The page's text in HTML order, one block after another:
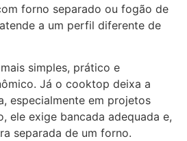
forno separado ou fogão de
a um perfil diferente de
simples, prático e
Já o cooktop deixa a
especialmente em projetos
ele exige bancada adequada e,
separada de um forno.